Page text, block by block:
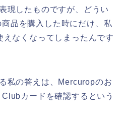
現したものですが、どうい
品を購入した時にだけ、私
なくなってしまったんです
私の答えは、Mercuropのお
カードを確認するという